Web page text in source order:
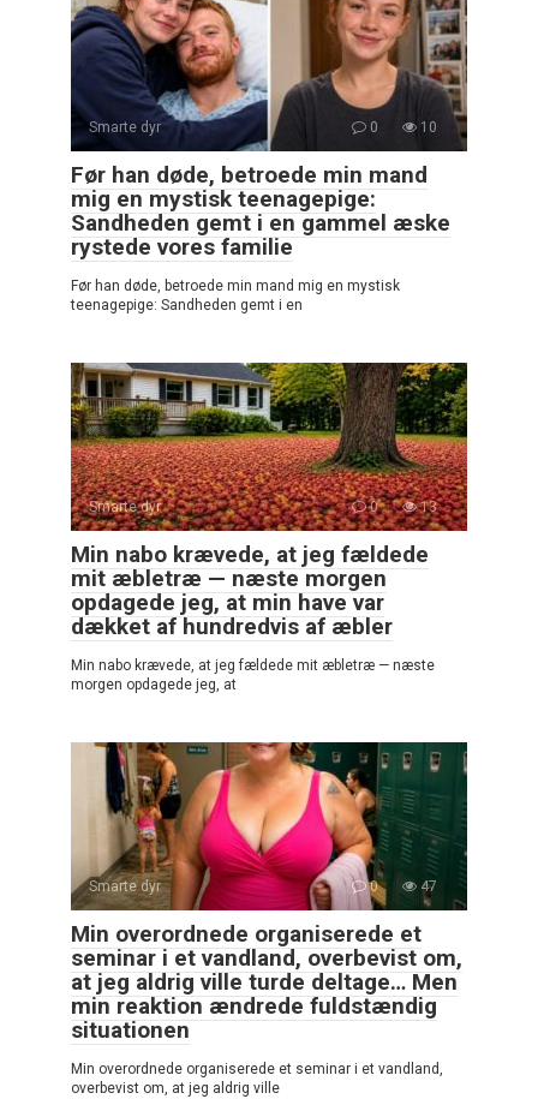
Smarte dyr 0 10
Før han døde, betroede min mand
mig en mystisk teenagepige:
Sandheden gemt i en gammel æske
rystede vores familie
Før han døde, betroede min mand mig en mystisk
teenagepige: Sandheden gemt i en
Smarte dyr 0 13
Min nabo krævede, at jeg fældede
mit æbletræ — næste morgen
opdagede jeg, at min have var
dækket af hundredvis af æbler
Min nabo krævede, at jeg fældede mit æbletræ — næste
morgen opdagede jeg, at
Smarte dyr 0 47
Min overordnede organiserede et
seminar i et vandland, overbevist om,
at jeg aldrig ville turde deltage… Men
min reaktion ændrede fuldstændig
situationen
Min overordnede organiserede et seminar i et vandland,
overbevist om, at jeg aldrig ville